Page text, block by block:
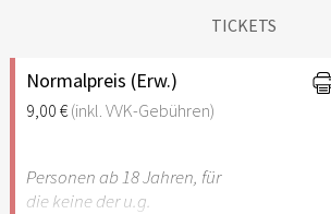
TICKETS
Normalpreis (Erw.)
9,00 €(inkl. VVK-Gebühren)
Personen ab 18 Jahren, für
die keine der u.g.